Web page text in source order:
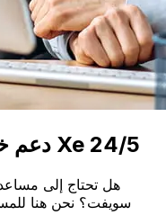
دعم خبراء النقل العالمي للخبراء Xe 24/5
هل تحتاج إلى
سويفت؟ نحن هنا